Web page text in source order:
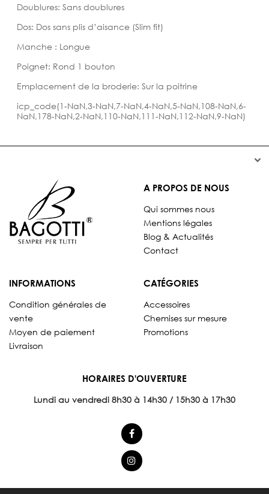
Doublures: Sans doublures
Dos: Dos sans plis d’aisance (Slim fit)
Manche : Longue
Poignet: Rond 1 bouton
Emplacement de la broderie: Sur la poitrine
icp_code(1-NaN,3-NaN,7-NaN,4-NaN,5-NaN,108-NaN,6-
NaN,178-NaN,2-NaN,110-NaN,111-NaN,112-NaN,9-NaN)


A PROPOS DE NOUS
Qui sommes nous
Mentions légales
Blog & Actualités
Contact
INFORMATIONS
Condition générales de
vente
Moyen de paiement
Livraison
CATÉGORIES
Accessoires
Chemises sur mesure
Promotions
HORAIRES D'OUVERTURE
Lundi au vendredi 8h30 à 14h30 / 15h30 à 17h30